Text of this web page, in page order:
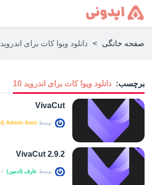
صفحه خانگی > دانلود ویوا کات برای اندروید 10
برچسب: دانلود ویوا کات برای اندروید 10
VivaCut
توسط Admin Amir (ادمین)
VivaCut 2.9.2
توسط عارف (ادمین)